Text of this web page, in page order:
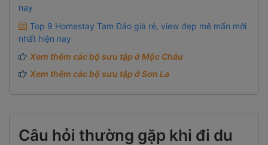
nay
Top 9 Homestay Tam Đảo giá rẻ, view đẹp mê mẩn mới
nhất hiện nay
Xem thêm các bộ sưu tập ở Mộc Châu
Xem thêm các bộ sưu tập ở Sơn La
Câu hỏi thường gặp khi đi du